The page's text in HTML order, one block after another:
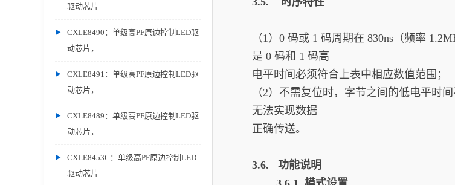
驱动芯片
CXLE8490：单级高PF原边控制LED驱
动芯片，
CXLE8491：单级高PF原边控制LED驱
动芯片，
CXLE8489：单级高PF原边控制LED驱
动芯片，
CXLE8453C：单级高PF原边控制LED
驱动芯片
（1）0 码或 1 码周期在 830ns（频率
是 0 码和 1 码高
电平时间必须符合上表中相应数值范围；
（2）不需复位时，字节之间的低电平时
无法实现数据
正确传送。
3.6. 功能说明